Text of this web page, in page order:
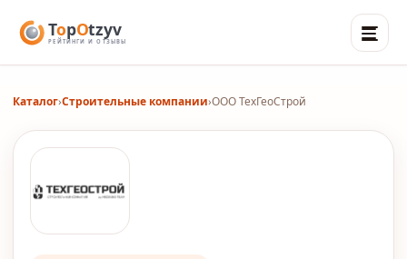
Каталог›Строительные компании›ООО ТехГеоСтрой